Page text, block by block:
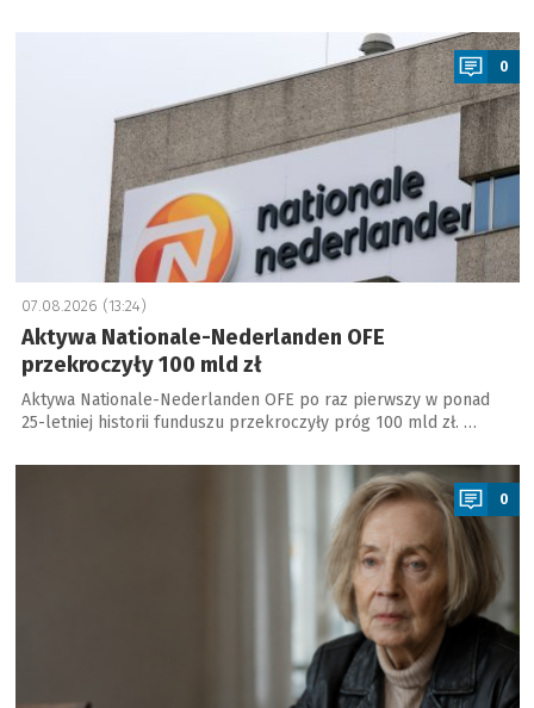
0
07.08.2026 (13:24)
Aktywa Nationale-Nederlanden OFE
przekroczyły 100 mld zł
Aktywa Nationale-Nederlanden OFE po raz pierwszy w ponad
25-letniej historii funduszu przekroczyły próg 100 mld zł. …
a
0